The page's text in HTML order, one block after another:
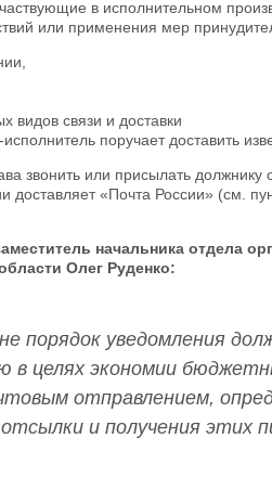
в исполнительном
или применения мер
видов связи и доставки
поручает доставить
звонить или присылать
доставляет «Почта России» (см.
начальника отдела
Олег Руденко:
порядок уведомления
в целях экономии
отправлением,
и получения этих